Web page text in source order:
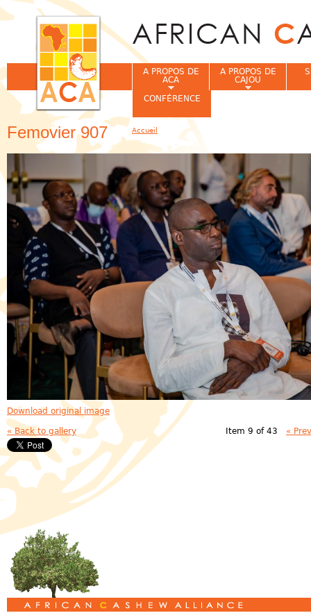
Femovier 907
Download original image
« Back to gallery Item 9 of 43 «
A PROPOS DE
ACA
A PROPOS DE
CAJOU
CONFÉRENCE
Vous êtes ici
Accueil